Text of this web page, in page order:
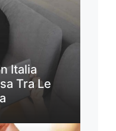
Italia
Tra Le